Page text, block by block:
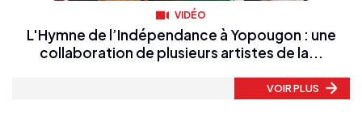
VIDÉO
L'Hymne de l’Indépendance à Yopougon : une
collaboration de plusieurs artistes de la...
VOIR PLUS